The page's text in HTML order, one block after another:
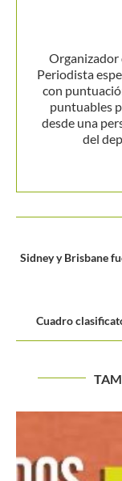
Organizador
Periodista
con
puntuables
desde una
del
Sidney y Brisbane
Cuadro